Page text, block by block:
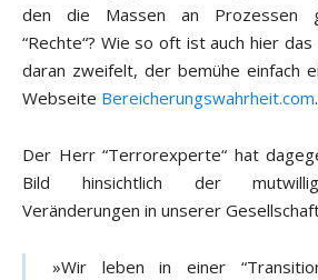
den die Massen an Prozessen
“Rechte“? Wie so oft ist auch hier
daran zweifelt, der bemühe einfach
Webseite Bereicherungswahrheit.com.
Der Herr “Terrorexperte“ hat
Bild hinsichtlich der mutwillig
Veränderungen in unserer
»Wir leben in einer